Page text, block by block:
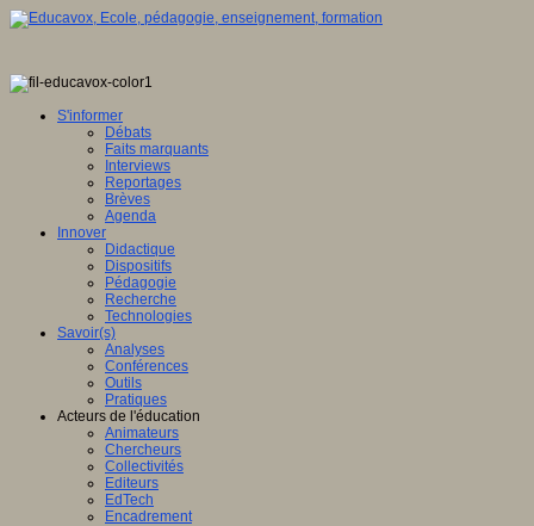
S'informer
Débats
Faits marquants
Interviews
Reportages
Brèves
Agenda
Innover
Didactique
Dispositifs
Pédagogie
Recherche
Technologies
Savoir(s)
Analyses
Conférences
Outils
Pratiques
Acteurs de l'éducation
Animateurs
Chercheurs
Collectivités
Editeurs
EdTech
Encadrement